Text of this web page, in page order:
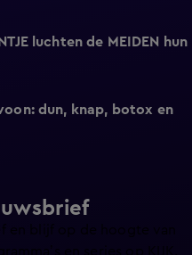
luchten de MEIDEN hun
dun, knap, botox en
en blijf op de hoogte van